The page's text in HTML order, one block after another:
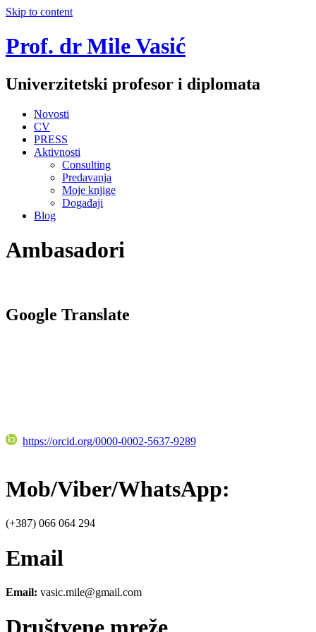
Skip to content
Prof. dr Mile Vasić
Univerzitetski profesor i diplomata
Novosti
CV
PRESS
Aktivnosti
Consulting
Predavanja
Moje knjige
Događaji
Blog
Ambasadori
Google Translate
https://orcid.org/0000-0002-5637-9289
Mob/Viber/WhatsApp:
(+387) 066 064 294
Email
Email: vasic.mile@gmail.com
Društvene mreže